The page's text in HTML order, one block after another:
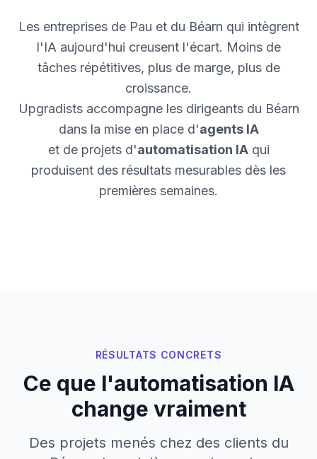
Les entreprises de Pau et du Béarn qui intègrent
l'IA aujourd'hui creusent l'écart. Moins de
tâches répétitives, plus de marge, plus de
croissance.
Upgradists accompagne les dirigeants du Béarn
dans la mise en place d'agents IA
et de projets d'automatisation IAqui
produisent des résultats mesurables dès les
premières semaines.
RÉSULTATS CONCRETS
Ce que l'automatisation IA
change vraiment
Des projets menés chez des clients du